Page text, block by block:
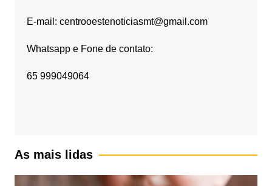
E-mail: centrooestenoticiasmt@gmail.com
Whatsapp e Fone de contato:
65 999049064
As mais lidas